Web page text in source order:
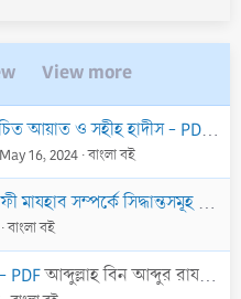
View more
আয়াত ও সহীহ হাদীস - PDF
May 16, 2024 বাংলা বই
সম্পর্কে সিদ্ধান্তসমূহ - PDF
বাংলা বই
PDFআব্দুল্লাহ বিন আব্দুর রাযযাক